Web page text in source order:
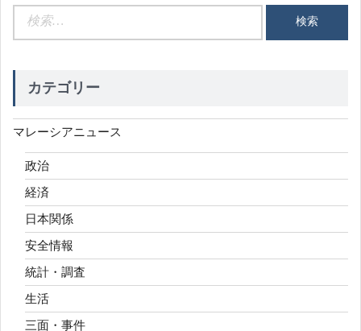
カテゴリー
マレーシアニュース
政治
経済
日本関係
安全情報
統計・調査
生活
三面・事件